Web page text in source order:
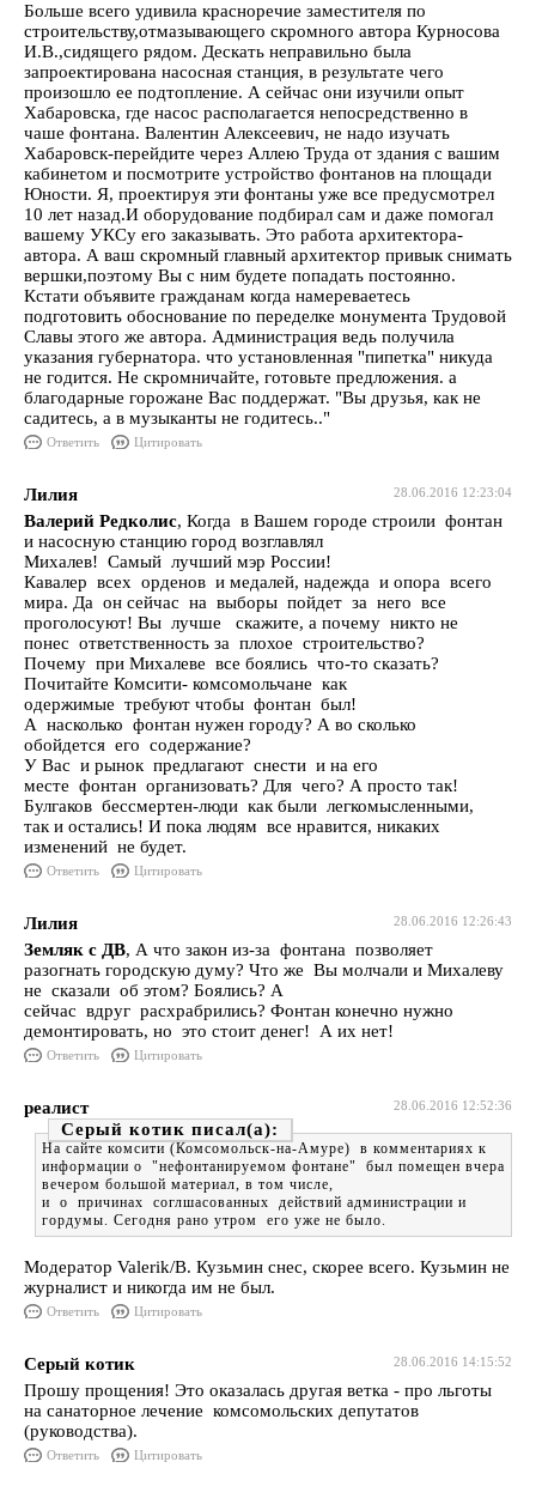
Больше всего удивила красноречие заместителя по
строительству,отмазывающего скромного автора Курносова
И.В.,сидящего рядом. Дескать неправильно была
запроектирована насосная станция, в результате чего
произошло ее подтопление. А сейчас они изучили опыт
Хабаровска, где насос располагается непосредственно в
чаше фонтана. Валентин Алексеевич, не надо изучать
Хабаровск-перейдите через Аллею Труда от здания с вашим
кабинетом и посмотрите устройство фонтанов на площади
Юности. Я, проектируя эти фонтаны уже все предусмотрел
10 лет назад.И оборудование подбирал сам и даже помогал
вашему УКСу его заказывать. Это работа архитектора-
автора. А ваш скромный главный архитектор привык снимать
вершки,поэтому Вы с ним будете попадать постоянно.
Кстати объявите гражданам когда намереваетесь
подготовить обоснование по переделке монумента Трудовой
Славы этого же автора. Администрация ведь получила
указания губернатора. что установленная "пипетка" никуда
не годится. Не скромничайте, готовьте предложения. а
благодарные горожане Вас поддержат. "Вы друзья, как не
садитесь, а в музыканты не годитесь.."
Ответить Цитировать
28.06.2016 12:23:04
Лилия
Валерий Редколис, Когда в Вашем городе строили фонтан
и насосную станцию город возглавлял
Михалев! Самый лучший мэр России!
Кавалер всех орденов и медалей, надежда и опора всего
мира. Да он сейчас на выборы пойдет за него все
проголосуют! Вы лучше скажите, а почему никто не
понес ответственность за плохое строительство?
Почему при Михалеве все боялись что-то сказать?
Почитайте Комсити- комсомольчане как
одержимые требуют чтобы фонтан был!
А насколько фонтан нужен городу? А во сколько
обойдется его содержание?
У Вас и рынок предлагают снести и на его
месте фонтан организовать? Для чего? А просто так!
Булгаков бессмертен-люди как были легкомысленными,
так и остались! И пока людям все нравится, никаких
изменений не будет.
Ответить Цитировать
28.06.2016 12:26:43
Лилия
Земляк с ДВ, А что закон из-за фонтана позволяет
разогнать городскую думу? Что же Вы молчали и Михалеву
не сказали об этом? Боялись? А
сейчас вдруг расхрабрились? Фонтан конечно нужно
демонтировать, но это стоит денег! А их нет!
Ответить Цитировать
28.06.2016 12:52:36
реалист
Серый котик
На сайте комсити (Комсомольск-на-Амуре) в комментариях к
информации о "нефонтанируемом фонтане" был помещен вчера
вечером большой материал, в том числе,
и о причинах соглшасованных действий администрации и
гордумы. Сегодня рано утром его уже не было.
Модератор Valerik/В. Кузьмин снес, скорее всего. Кузьмин не
журналист и никогда им не был.
Ответить Цитировать
28.06.2016 14:15:52
Серый котик
Прошу прощения! Это оказалась другая ветка - про льготы
на санаторное лечение комсомольских депутатов
(руководства).
Ответить Цитировать